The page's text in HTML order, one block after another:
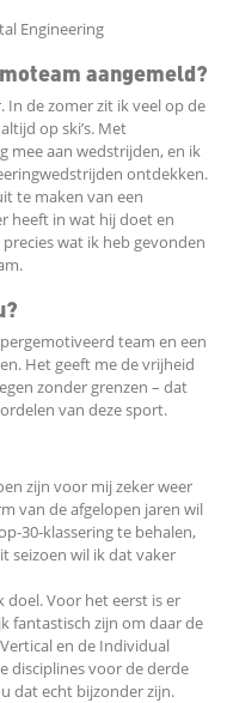
Engineering
aangemeld?
In de zomer zit ik veel op de
op ski’s. Met
mee aan wedstrijden, en ik
ontdekken.
te maken van een
heeft in wat hij doet en
wat ik heb gevonden
team en een
Het geeft me de vrijheid
zonder grenzen – dat
van deze sport.
zijn voor mij zeker weer
van de afgelopen jaren wil
30-klassering te behalen,
seizoen wil ik dat vaker
doel. Voor het eerst is er
fantastisch zijn om daar de
en de Individual
disciplines voor de derde
dat echt bijzonder zijn.